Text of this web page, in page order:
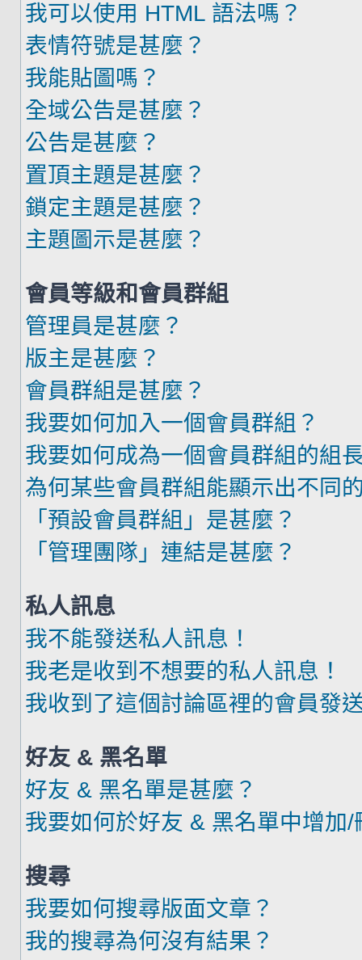
我可以使用 HTML 語法嗎？
表情符號是甚麼？
我能貼圖嗎？
全域公告是甚麼？
公告是甚麼？
置頂主題是甚麼？
鎖定主題是甚麼？
主題圖示是甚麼？
會員等級和會員群組
管理員是甚麼？
版主是甚麼？
會員群組是甚麼？
我要如何加入一個會員群組？
我要如何成為一個會員群組的組
為何某些會員群組能顯示出不同
「預設會員群組」是甚麼？
「管理團隊」連結是甚麼？
私人訊息
我不能發送私人訊息！
我老是收到不想要的私人訊息！
我收到了這個討論區裡的會員發
好友 & 黑名單
好友 & 黑名單是甚麼？
我要如何於好友 & 黑名單中增加/
搜尋
我要如何搜尋版面文章？
我的搜尋為何沒有結果？